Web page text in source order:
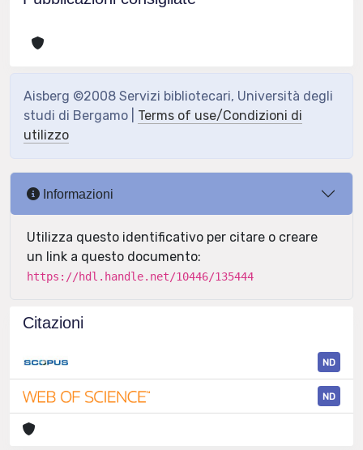
Aisberg ©2008 Servizi bibliotecari, Università degli
studi di Bergamo | Terms of use/Condizioni di
utilizzo
Informazioni
Utilizza questo identificativo per citare o creare
un link a questo documento:
https://hdl.handle.net/10446/135444
Citazioni
ND
ND